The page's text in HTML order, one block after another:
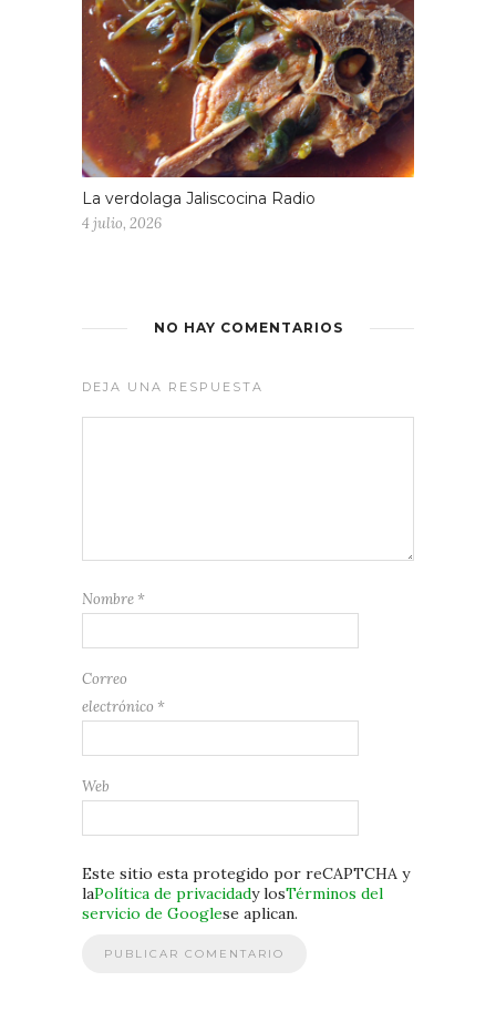
La verdolaga Jaliscocina Radio
4 julio, 2026
NO HAY COMENTARIOS
DEJA UNA RESPUESTA
Nombre *
Correo
electrónico *
Web
Este sitio esta protegido por reCAPTCHA y
laPolítica de privacidady losTérminos del
servicio de Googlese aplican.